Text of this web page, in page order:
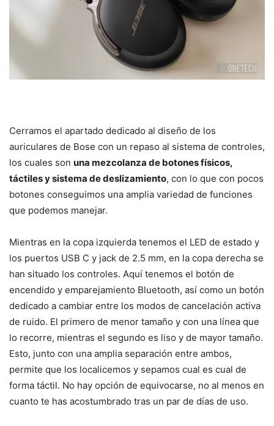
Cerramos el apartado dedicado al diseño de los
auriculares de Bose con un repaso al sistema de controles,
los cuales son una mezcolanza de botones físicos,
táctiles y sistema de deslizamiento, con lo que con pocos
botones conseguimos una amplia variedad de funciones
que podemos manejar.
Mientras en la copa izquierda tenemos el LED de estado y
los puertos USB C y jack de 2.5 mm, en la copa derecha se
han situado los controles. Aquí tenemos el botón de
encendido y emparejamiento Bluetooth, así como un botón
dedicado a cambiar entre los modos de cancelación activa
de ruido. El primero de menor tamaño y con una línea que
lo recorre, mientras el segundo es liso y de mayor tamaño.
Esto, junto con una amplia separación entre ambos,
permite que los localicemos y sepamos cual es cual de
forma táctil. No hay opción de equivocarse, no al menos en
cuanto te has acostumbrado tras un par de días de uso.